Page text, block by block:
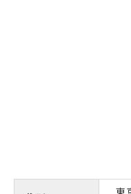
東